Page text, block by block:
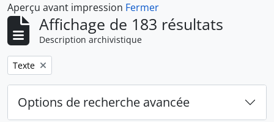
Aperçu avant impression Fermer
Affichage de 183 résultats
Description archivistique
Remove filter:
Texte
Options de recherche avancée